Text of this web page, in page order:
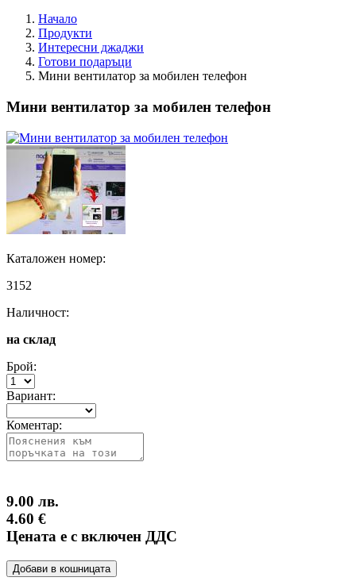
Начало
Продукти
Интересни джаджи
Готови подаръци
Мини вентилатор за мобилен телефон
Мини вентилатор за мобилен телефон
Каталожен номер:
3152
Наличност:
на склад
Брой:
Вариант:
Коментар:
9.00 лв.
4.60 €
Цената е с включен ДДС
Добави в кошницата